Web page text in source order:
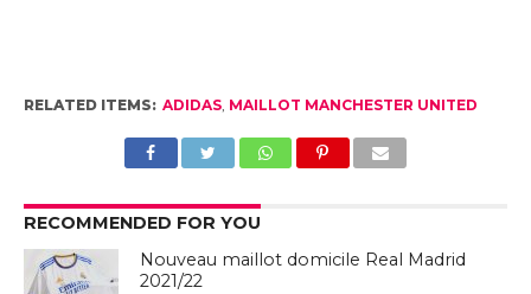
RELATED ITEMS: ADIDAS, MAILLOT MANCHESTER UNITED
RECOMMENDED FOR YOU
Nouveau maillot domicile Real Madrid
2021/22